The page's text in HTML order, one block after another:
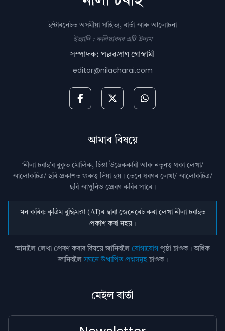
ইণ্টাৰনেটত অসমীয়া সাহিত্য, বাৰ্তা আৰু আলোচনা
ইত্যাদি : কলিয়াবৰৰ এটি উদ্যম
সম্পাদক: পল্লৱপ্ৰাণ গোস্বামী
editor@nilacharai.com
আমাৰ বিষয়ে
‘নীলা চৰাই’ৰ বুকুত মৌলিক, চিন্তা উদ্রেককাৰী আৰু নতুনত্ব থকা লেখা/
আলোকচিত্ৰ/ ছবি প্রকাশত গুৰুত্ব দিয়া হয়। তেনে ধৰণৰ লেখা/ আলোকচিত্ৰ/
ছবি আপুনিও প্রেৰণ কৰিব পাৰে।
মন কৰিব: কৃত্ৰিম বুদ্ধিমত্তা (AI)ৰ দ্বাৰা জেনেৰেট কৰা লেখা নীলা চৰাইত
প্ৰকাশ কৰা নহয়।
আমালৈ লেখা প্ৰেৰণ কৰাৰ বিষয়ে জানিবলৈ যোগাযোগ পৃষ্ঠা চাওক। অধিক
জানিবলৈসঘনে উত্থাপিত প্ৰশ্নসমূহচাওক।
মেইল বাৰ্তা